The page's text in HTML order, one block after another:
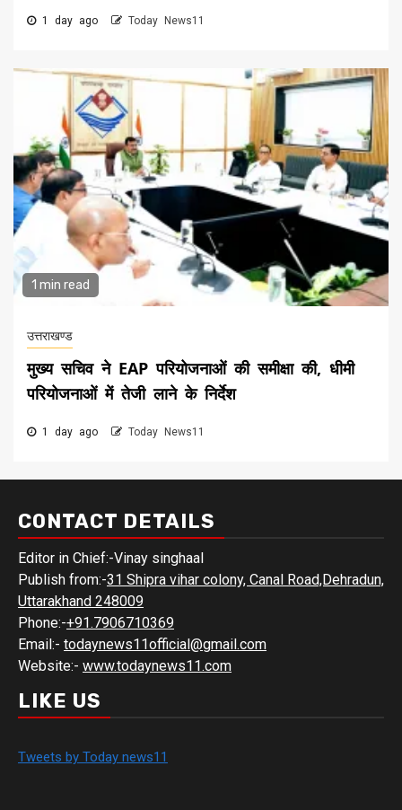
1 day ago Today News11
1 min read
उत्तराखण्ड
मुख्य सचिव ने EAP परियोजनाओं की समीक्षा की, धीमी
परियोजनाओं में तेजी लाने के निर्देश
1 day ago Today News11
CONTACT DETAILS
Editor in Chief:-Vinay singhaal
Publish from:-31 Shipra vihar colony, Canal Road,Dehradun,
Uttarakhand 248009
Phone:-+91.7906710369
Email:- todaynews11official@gmail.com
Website:- www.todaynews11.com
LIKE US
Tweets by Today news11